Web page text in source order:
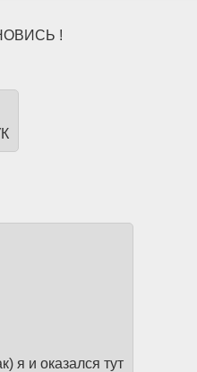
!
я и оказался тут